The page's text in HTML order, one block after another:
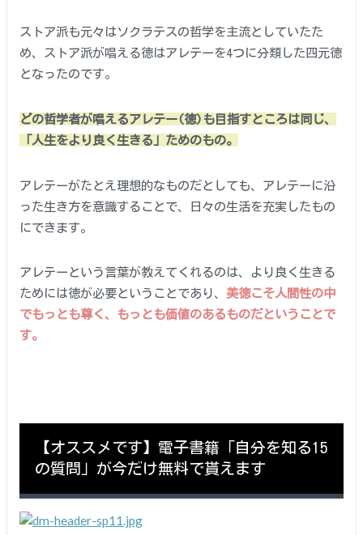
ストア派も元々はソクラテスの哲学を主流としていたた
め、ストア派が唱える徳はアレテーを4つに分類した四元徳
となったのです。
どの哲学者が唱えるアレテー(徳)も目指すところは同じ、
「人生をより良く生きる」ためのもの。
アレテーがたとえ理想的なものだとしても、アレテーに沿
った生き方を意識することで、日々の生活を充実したもの
にできます。
アレテーという言葉が教えてくれるのは、より良く生きる
ためには徳が必要ということであり、 美徳こそ人間性の中
でもっとも尊く、もっとも価値のあるものだということで
す。
【オススメです】電子書籍「自分を知る15
の質問」が今だけ無料で貰えます